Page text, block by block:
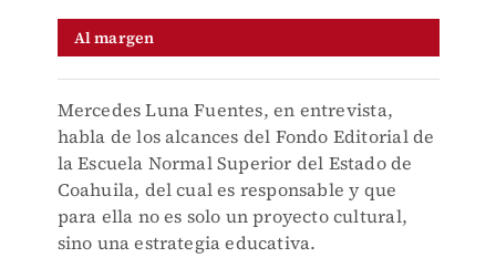
Al margen
Mercedes Luna Fuentes, en entrevista,
habla de los alcances del Fondo Editorial de
la Escuela Normal Superior del Estado de
Coahuila, del cual es responsable y que
para ella no es solo un proyecto cultural,
sino una estrategia educativa.